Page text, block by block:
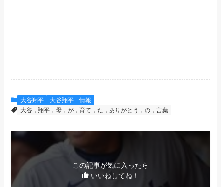
大谷翔平
大谷翔平 情報
大谷，翔平，母，が，育て，た，ありがとう，の，言葉
この記事が気に入ったら
いいねしてね！